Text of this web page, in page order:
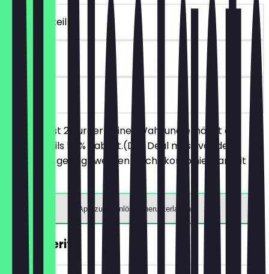
~25 € Vorteil
90 Tage
vor Ort
Du bestellst 2 Burger deiner Wahl und erhältst auf
beide jeweils 50% Rabatt.(Der Deal muss vor der
Bestellung gezeigt werden) Nicht kombinierbar mit
Menüs.
App zum Einlösen herunterladen
2für1 Aperitif